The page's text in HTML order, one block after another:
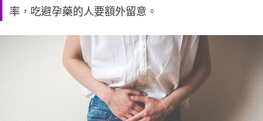
率，吃避孕藥的人要額外留意。